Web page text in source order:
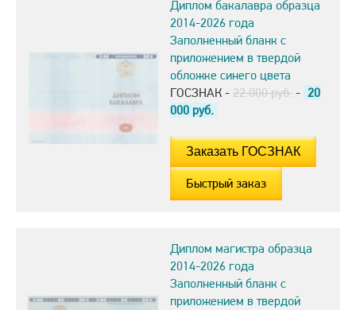
Диплом бакалавра образца
2014-2026 года
Заполненный бланк с
приложением в твердой
обложке синего цвета
ГОСЗНАК - 22.000 руб. - 20
000 руб.
Быстрый заказ
Диплом магистра образца
2014-2026 года
Заполненный бланк с
приложением в твердой